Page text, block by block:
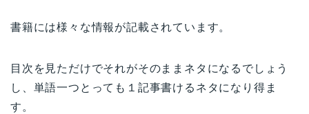
書籍には様々な情報が記載されています。
目次を見ただけでそれがそのままネタになるでしょう
し、単語一つとっても１記事書けるネタになり得ま
す。